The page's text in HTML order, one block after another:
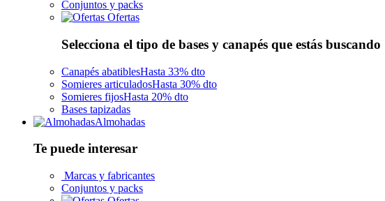
Conjuntos y packs
Ofertas
Selecciona el tipo de bases y canapés que estás buscando
Canapés abatiblesHasta 33% dto
Somieres articuladosHasta 30% dto
Somieres fijosHasta 20% dto
Bases tapizadas
Almohadas
Te puede interesar
Marcas y fabricantes
Conjuntos y packs